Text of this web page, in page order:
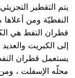
يتم التقطير
النفطيّة ومن
قطران النفط هي
إلى الكبريت
يستعمل قطران
محلّه الإسفلت ،